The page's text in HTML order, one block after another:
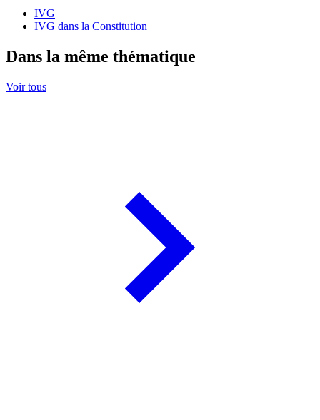
IVG
IVG dans la Constitution
Dans la même thématique
Voir tous